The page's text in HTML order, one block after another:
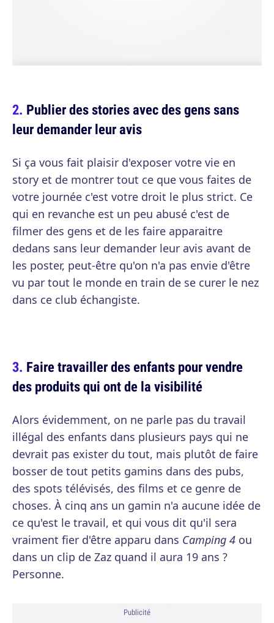
Publier des stories avec des gens sans
leur demander leur avis
Si ça vous fait plaisir d'exposer votre vie en
story et de montrer tout ce que vous faites de
votre journée c'est votre droit le plus strict. Ce
qui en revanche est un peu abusé c'est de
filmer des gens et de les faire apparaitre
dedans sans leur demander leur avis avant de
les poster, peut-être qu'on n'a pas envie d'être
vu par tout le monde en train de se curer le nez
dans ce club échangiste.
Faire travailler des enfants pour vendre
des produits qui ont de la visibilité
Alors évidemment, on ne parle pas du travail
illégal des enfants dans plusieurs pays qui ne
devrait pas exister du tout, mais plutôt de faire
bosser de tout petits gamins dans des pubs,
des spots télévisés, des films et ce genre de
choses. À cinq ans un gamin n'a aucune idée de
ce qu'est le travail, et qui vous dit qu'il sera
vraiment fier d'être apparu dans Camping 4 ou
dans un clip de Zaz quand il aura 19 ans ?
Personne.
Publicité